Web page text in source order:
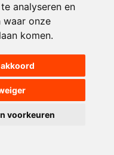
analyseren en
onze
komen.
voorkeuren